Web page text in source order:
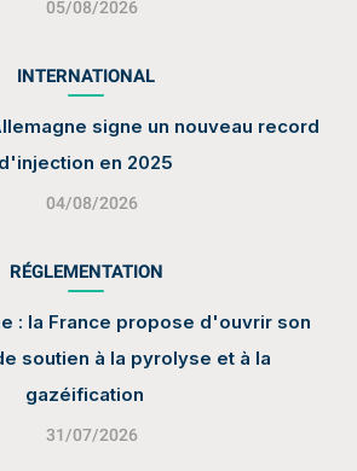
05/08/2026
INTERNATIONAL
signe un nouveau record
d'injection en 2025
04/08/2026
RÉGLEMENTATION
: la France propose d'ouvrir son
soutien à la pyrolyse et à la
gazéification
31/07/2026